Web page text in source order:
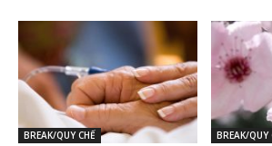
BREAK/QUY CHẾ BREAK/QUY